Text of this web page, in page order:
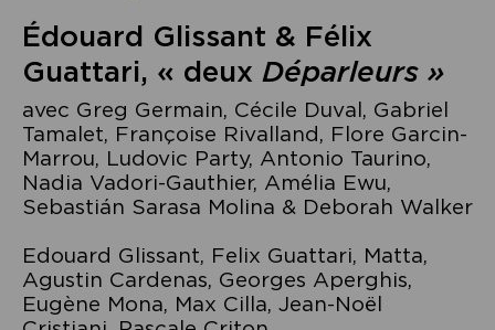
Édouard Glissant & Félix
Guattari, « deux Déparleurs »
avec Greg Germain, Cécile Duval, Gabriel
Tamalet, Françoise Rivalland, Flore Garcin-
Marrou, Ludovic Party, Antonio Taurino,
Nadia Vadori-Gauthier, Amélia Ewu,
Sebastián Sarasa Molina & Deborah Walker
Edouard Glissant, Felix Guattari, Matta,
Agustin Cardenas, Georges Aperghis,
Eugène Mona, Max Cilla, Jean-Noël